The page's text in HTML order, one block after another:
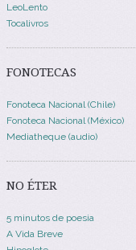
LeoLento
Tocalivros
FONOTECAS
Fonoteca Nacional (Chile)
Fonoteca Nacional (México)
Mediatheque (audio)
NO ÉTER
5 minutos de poesia
A Vida Breve